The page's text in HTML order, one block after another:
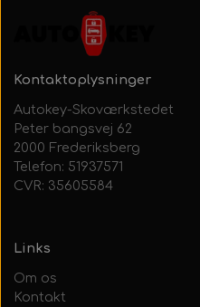
Kontaktoplysninger
Autokey-Skoværkstedet
Peter bangsvej 62
2000 Frederiksberg
Telefon: 51937571
CVR: 35605584
Links
Om os
Kontakt